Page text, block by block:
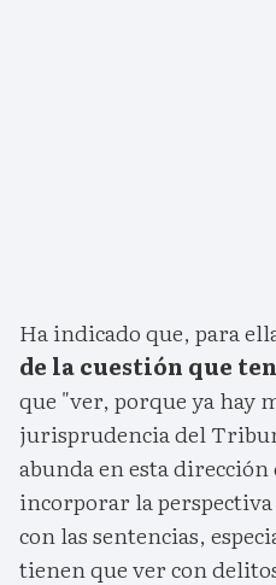
Ha indicado que, para
de la cuestión que
que "ver, porque ya hay
jurisprudencia del
abunda en esta dirección
incorporar la
con las sentencias,
tienen que ver con